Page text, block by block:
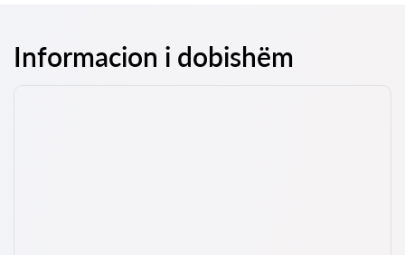
Informacion i dobishëm